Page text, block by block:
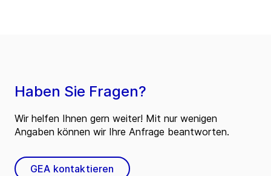
Haben Sie Fragen?
Wir helfen Ihnen gern weiter! Mit nur wenigen
Angaben können wir Ihre Anfrage beantworten.
GEA kontaktieren